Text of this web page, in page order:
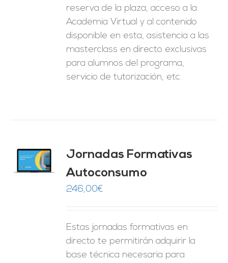
reserva de la plaza, acceso a la
Academia Virtual y al contenido
disponible en esta, asistencia a las
masterclass en directo exclusivas
para alumnos del programa,
servicio de tutorización, etc.
Jornadas Formativas
Autoconsumo
246,00€
Estas jornadas formativas en
directo te permitirán adquirir la
base técnica necesaria para